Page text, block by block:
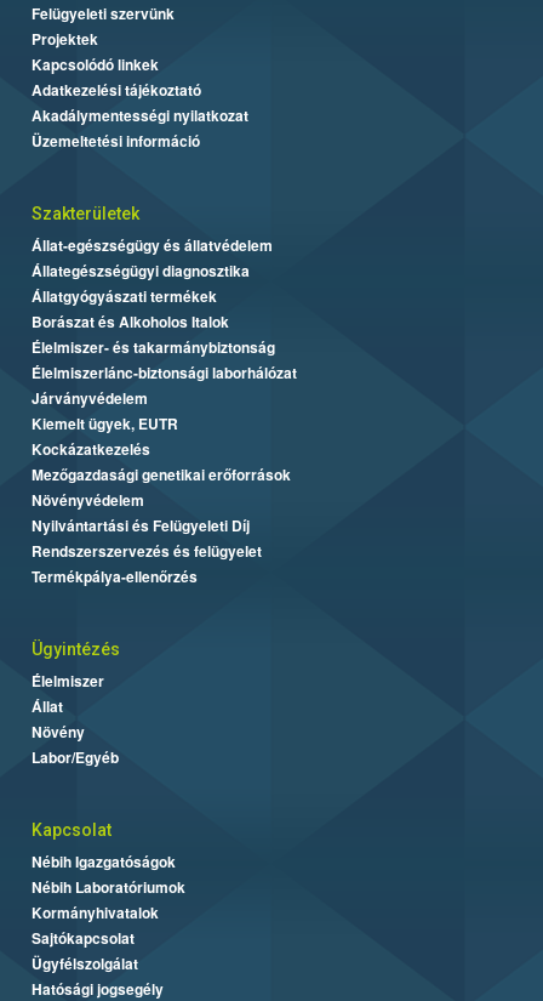
Felügyeleti szervünk
Projektek
Kapcsolódó linkek
Adatkezelési tájékoztató
Akadálymentességi nyilatkozat
Üzemeltetési információ
Szakterületek
Állat-egészségügy és állatvédelem
Állategészségügyi diagnosztika
Állatgyógyászati termékek
Borászat és Alkoholos Italok
Élelmiszer- és takarmánybiztonság
Élelmiszerlánc-biztonsági laborhálózat
Járványvédelem
Kiemelt ügyek, EUTR
Kockázatkezelés
Mezőgazdasági genetikai erőforrások
Növényvédelem
Nyilvántartási és Felügyeleti Díj
Rendszerszervezés és felügyelet
Termékpálya-ellenőrzés
Ügyintézés
Élelmiszer
Állat
Növény
Labor/Egyéb
Kapcsolat
Nébih Igazgatóságok
Nébih Laboratóriumok
Kormányhivatalok
Sajtókapcsolat
Ügyfélszolgálat
Hatósági jogsegély